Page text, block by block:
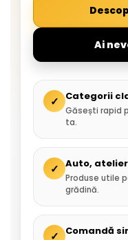
Ai
✓ Categorii
Găsești rapid
ta.
✓ Auto,
Produse utile
grădină.
✓ Comandă